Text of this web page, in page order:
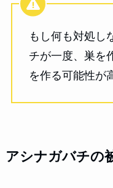
もし何も対処し
チが一度、巣を
を作る可能性が
アシナガバチの